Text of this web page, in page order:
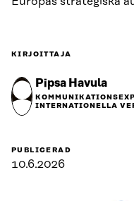
KIRJOITTAJA
Pipsa Havula
INTERNATIONELLA
PUBLICERAD
10.6.2026